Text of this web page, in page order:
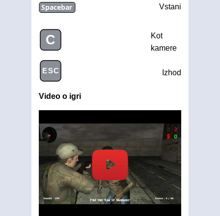
Spacebar Vstani
C
Kot
kamere
ESC Izhod
Video o igri